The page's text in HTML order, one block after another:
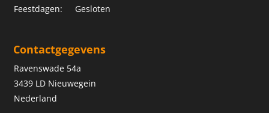
Feestdagen:
Gesloten
Contactgegevens
Ravenswade 54a
3439 LD Nieuwegein
Nederland